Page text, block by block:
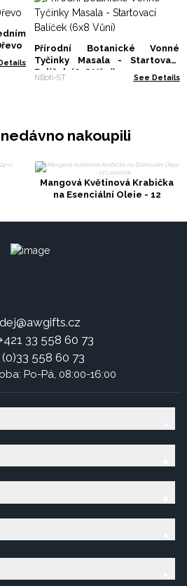
Přírodní Botanické Vonné
Tyčinky Masala - Startovací
Balíček (6x8 Vůní)
NBoti-ST See Details
nakoupili
Mangová Květinová Krabička
na Esenciální Oleje - 12
33 558 60 73
(0)33 558 60 73
Po-Pá, 08:00-16:00